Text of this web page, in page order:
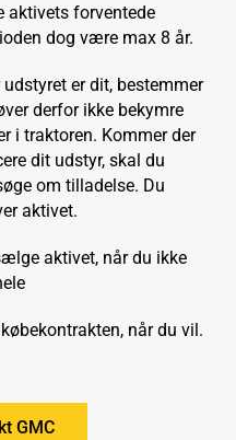
aktivets forventede
dog være max 8 år.
er dit, bestemmer
derfor ikke bekymre
i traktoren. Kommer der
dit udstyr, skal du
om tilladelse. Du
aktivet.
aktivet, når du ikke
når du vil.
GMC